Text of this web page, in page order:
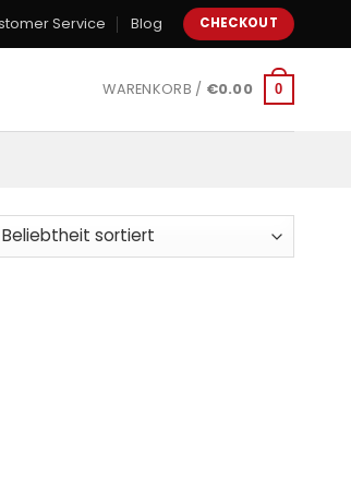
Service Blog CHECKOUT
WARENKORB / €0.00 0